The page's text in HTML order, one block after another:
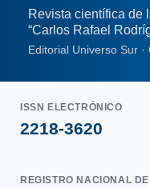
Revista científica de
“Carlos Rafael
Editorial Universo Sur
ISSN ELECTRÓNICO
2218-3620
REGISTRO NACIONAL DE